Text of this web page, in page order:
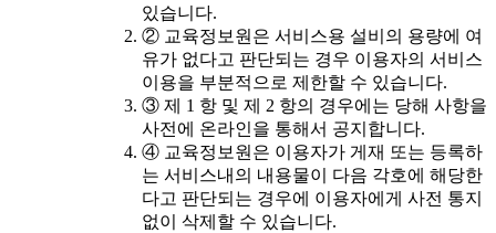
있습니다.
② 교육정보원은 서비스용 설비의 용량에 여
유가 없다고 판단되는 경우 이용자의 서비스
이용을 부분적으로 제한할 수 있습니다.
③ 제 1 항 및 제 2 항의 경우에는 당해 사항을
사전에 온라인을 통해서 공지합니다.
④ 교육정보원은 이용자가 게재 또는 등록하
는 서비스내의 내용물이 다음 각호에 해당한
다고 판단되는 경우에 이용자에게 사전 통지
없이 삭제할 수 있습니다.